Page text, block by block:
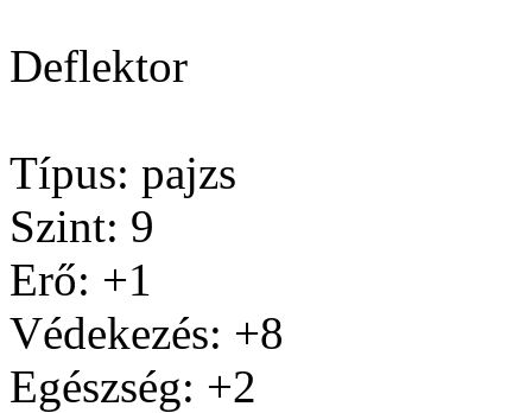
Deflektor
Típus: pajzs
Szint: 9
Erő: +1
Védekezés: +8
Egészség: +2